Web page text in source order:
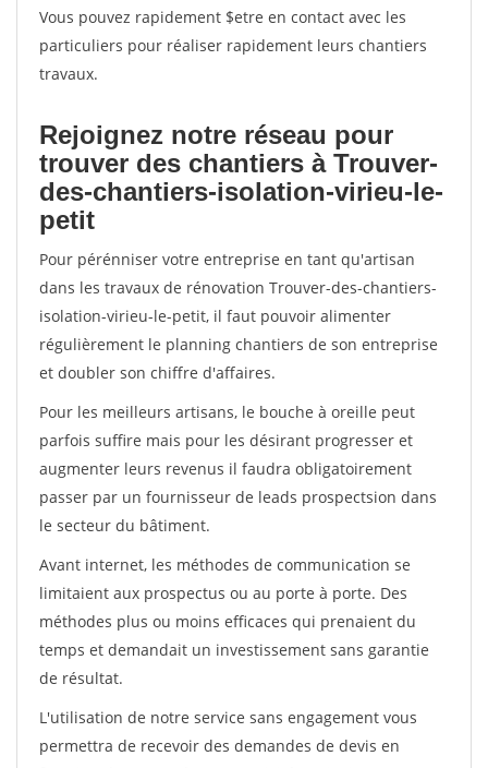
Vous pouvez rapidement $etre en contact avec les
particuliers pour réaliser rapidement leurs chantiers
travaux.
Rejoignez notre réseau pour
trouver des chantiers à Trouver-
des-chantiers-isolation-virieu-le-
petit
Pour pérénniser votre entreprise en tant qu'artisan
dans les travaux de rénovation Trouver-des-chantiers-
isolation-virieu-le-petit, il faut pouvoir alimenter
régulièrement le planning chantiers de son entreprise
et doubler son chiffre d'affaires.
Pour les meilleurs artisans, le bouche à oreille peut
parfois suffire mais pour les désirant progresser et
augmenter leurs revenus il faudra obligatoirement
passer par un fournisseur de leads prospectsion dans
le secteur du bâtiment.
Avant internet, les méthodes de communication se
limitaient aux prospectus ou au porte à porte. Des
méthodes plus ou moins efficaces qui prenaient du
temps et demandait un investissement sans garantie
de résultat.
L'utilisation de notre service sans engagement vous
permettra de recevoir des demandes de devis en